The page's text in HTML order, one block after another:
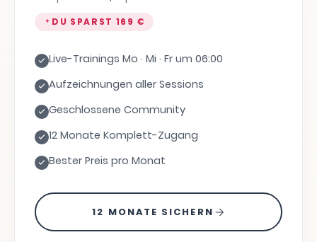
DU SPARST 169 €
Live-Trainings Mo · Mi · Fr um 06:00
Aufzeichnungen aller Sessions
Geschlossene Community
12 Monate Komplett-Zugang
Bester Preis pro Monat
12 MONATE SICHERN